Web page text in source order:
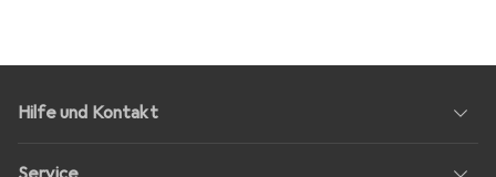
Hilfe und Kontakt